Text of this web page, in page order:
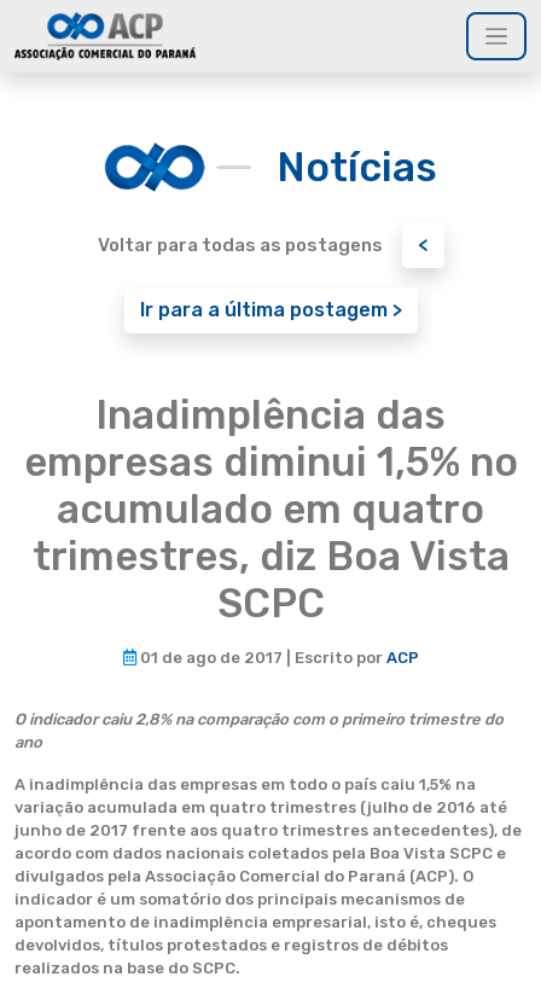
Notícias
Voltar para todas as postagens <
Ir para a última postagem >
Inadimplência das
empresas diminui 1,5% no
acumulado em quatro
trimestres, diz Boa Vista
SCPC
01 de ago de 2017 | Escrito por ACP
O indicador caiu 2,8% na comparação com o primeiro trimestre do
ano
A inadimplência das empresas em todo o país caiu 1,5% na
variação acumulada em quatro trimestres (julho de 2016 até
junho de 2017 frente aos quatro trimestres antecedentes), de
acordo com dados nacionais coletados pela Boa Vista SCPC e
divulgados pela Associação Comercial do Paraná (ACP). O
indicador é um somatório dos principais mecanismos de
apontamento de inadimplência empresarial, isto é, cheques
devolvidos, títulos protestados e registros de débitos
realizados na base do SCPC.